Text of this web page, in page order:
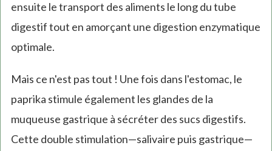
ensuite le transport des aliments le long du tube
digestif tout en amorçant une digestion enzymatique
optimale.
Mais ce n'est pas tout ! Une fois dans l'estomac, le
paprika stimule également les glandes de la
muqueuse gastrique à sécréter des sucs digestifs.
Cette double stimulation—salivaire puis gastrique—